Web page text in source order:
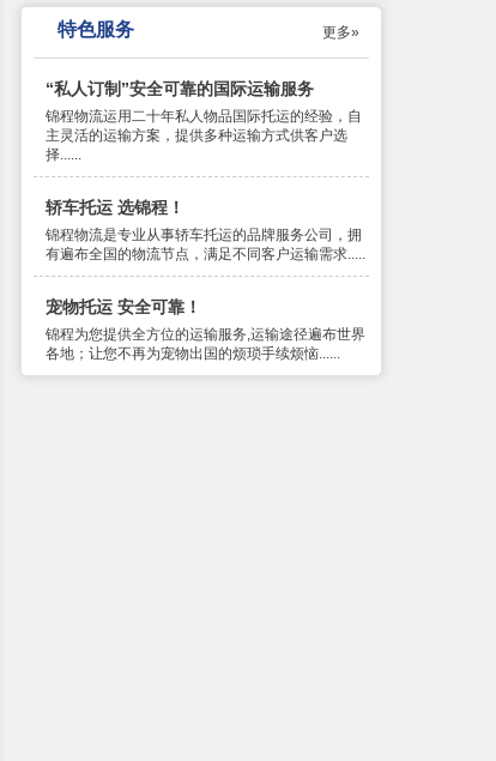
特色服务 更多»
“私人订制”安全可靠的国际运输服务
锦程物流运用二十年私人物品国际托运的经验，自
主灵活的运输方案，提供多种运输方式供客户选
择......
轿车托运 选锦程！
锦程物流是专业从事轿车托运的品牌服务公司，拥
有遍布全国的物流节点，满足不同客户运输需求.....
宠物托运 安全可靠！
锦程为您提供全方位的运输服务,运输途径遍布世界
各地；让您不再为宠物出国的烦琐手续烦恼......